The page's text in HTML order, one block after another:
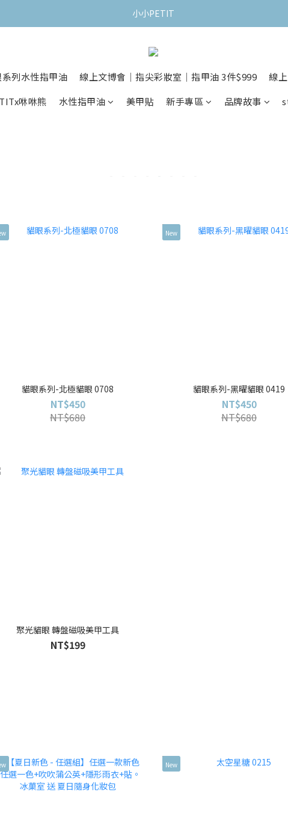
小小PETIT
列水性指甲油 線上文博會｜指尖彩妝室｜指甲油 3件$999
線
咻咻熊 水性指甲油 美甲貼 新手專區 品牌故事
貓眼系列-北極貓眼 0708
NT$450
NT$680
New
貓眼系列-黑曜貓眼 0419
NT$450
NT$680
聚光貓眼 轉盤磁吸美甲工具
NT$199
New